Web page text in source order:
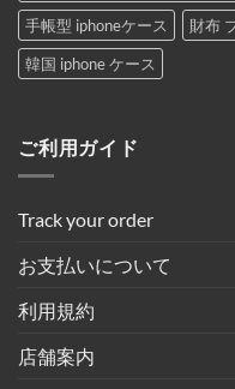
手帳型 iphoneケース
財布
韓国 iphone ケース
ご利用ガイド
Track your order
お支払いについて
利用規約
店舗案内